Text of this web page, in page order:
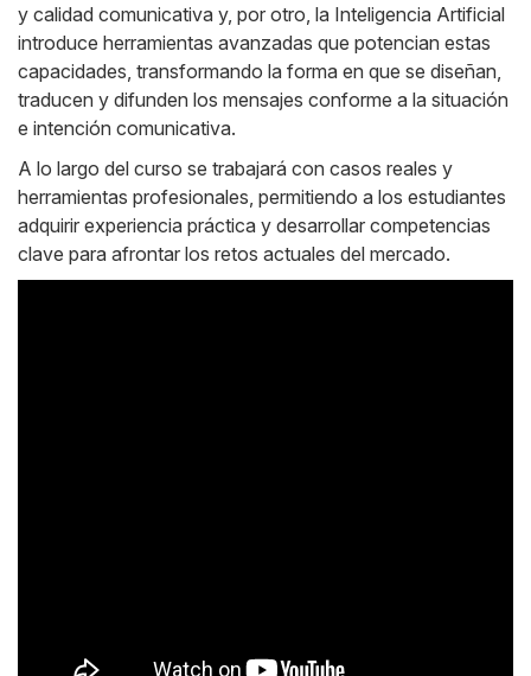
y calidad comunicativa y, por otro, la Inteligencia Artificial
introduce herramientas avanzadas que potencian estas
capacidades, transformando la forma en que se diseñan,
traducen y difunden los mensajes conforme a la situación
e intención comunicativa.
A lo largo del curso se trabajará con casos reales y
herramientas profesionales, permitiendo a los estudiantes
adquirir experiencia práctica y desarrollar competencias
clave para afrontar los retos actuales del mercado.